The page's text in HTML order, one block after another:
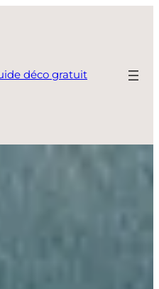
déco gratuit